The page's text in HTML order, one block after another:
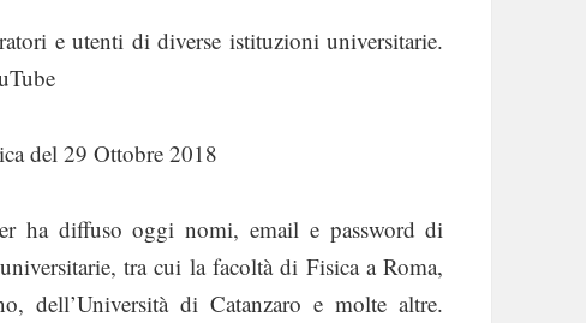
e utenti di diverse istituzioni universitarie.
del 29 Ottobre 2018
ha diffuso oggi nomi, email e password di
tra cui la facoltà di Fisica a Roma,
dell’Università di Catanzaro e molte altre.